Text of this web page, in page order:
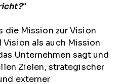
die Mission zur Vision
Vision als auch Mission
Unternehmen sagt und
Zielen, strategischer
externer